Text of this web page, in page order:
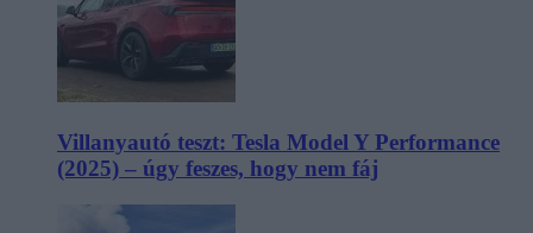
Villanyautó teszt: Tesla Model Y Performance
(2025) – úgy feszes, hogy nem fáj